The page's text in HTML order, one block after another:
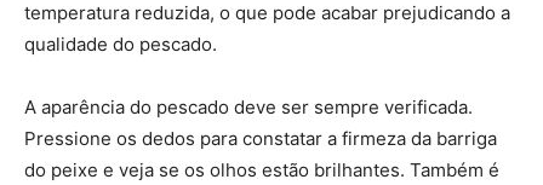
temperatura reduzida, o que pode acabar prejudicando a
qualidade do pescado.
A aparência do pescado deve ser sempre verificada.
Pressione os dedos para constatar a firmeza da barriga
do peixe e veja se os olhos estão brilhantes. Também é